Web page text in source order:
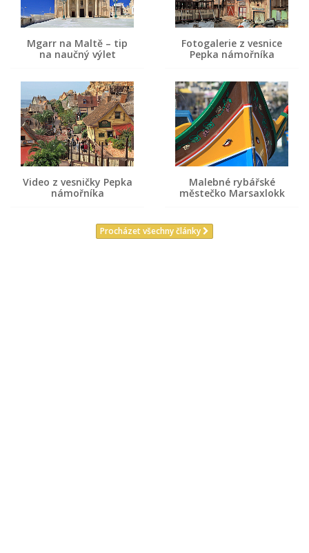
Mgarr na Maltě – tip
na naučný výlet
Fotogalerie z vesnice
Pepka námořníka
Video z vesničky Pepka
námořníka
Malebné rybářské
městečko Marsaxlokk
Procházet všechny články